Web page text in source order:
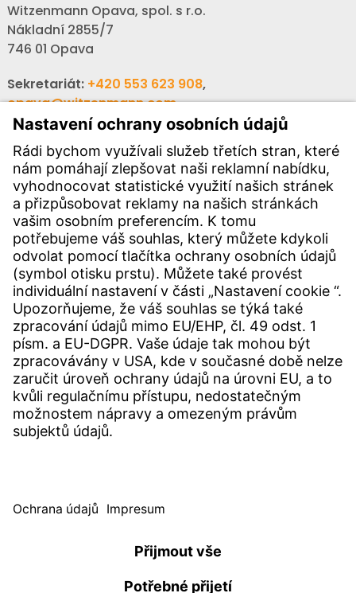
Witzenmann Opava, spol. s r.o.
Nákladní 2855/7
746 01 Opava
Sekretariát: +420 553 623 908,
opava@witzenmann.com
Volná místa:+420 605 990 928
Poptávky:
obchod@witzenmann.com
KONTAKTY
Pobočka
Kontakty
SERVICE
Centrum Download
Uživatelský software
Specifikace poptávky
© WITZENMANN Alle Rechte vorbehalten
Česká republika | CZ
OCHRANA ÙDAIŮ PODMÍNKY POUŽÍVÁNÍ